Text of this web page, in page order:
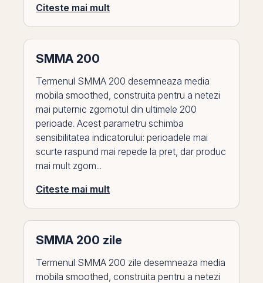
Citeste mai mult
SMMA 200
Termenul SMMA 200 desemneaza media
mobila smoothed, construita pentru a netezi
mai puternic zgomotul din ultimele 200
perioade. Acest parametru schimba
sensibilitatea indicatorului: perioadele mai
scurte raspund mai repede la pret, dar produc
mai mult zgom...
Citeste mai mult
SMMA 200 zile
Termenul SMMA 200 zile desemneaza media
mobila smoothed, construita pentru a netezi